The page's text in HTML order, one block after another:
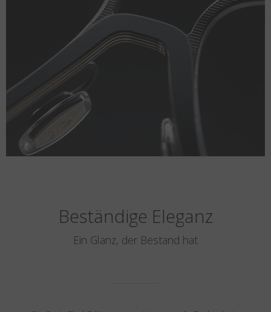
Beständige Eleganz
Ein Glanz, der Bestand hat